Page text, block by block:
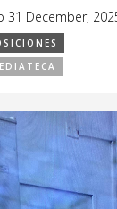
31 December,